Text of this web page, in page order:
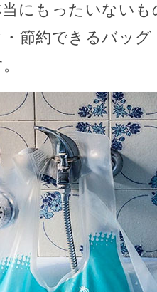
にもったいない
節約できるバッグ